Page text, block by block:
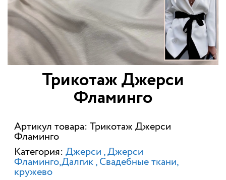
Трикотаж Джерси
Фламинго
Артикул товара: Трикотаж Джерси
Фламинго
Категория: Джерси Джерси
Фламинго,Далгик Свадебные ткани,
кружево